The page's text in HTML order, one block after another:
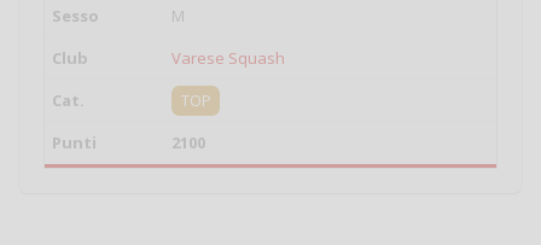
M
Varese Squash
TOP
2100